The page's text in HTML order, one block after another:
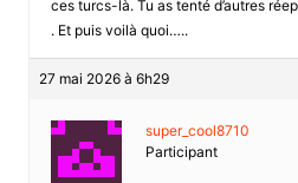
ces turcs-là. Tu as tenté d’autres
. Et puis voilà quoi…..
27 mai 2026 à 6h29
super_cool8710
Participant